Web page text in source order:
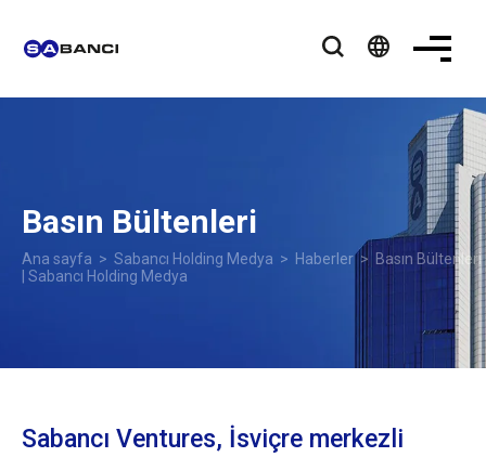
language
Basın Bültenleri
Ana sayfa > Sabancı Holding Medya > Haberler> Basın Bültenleri
| Sabancı Holding Medya
Sabancı Ventures, İsviçre merkezli